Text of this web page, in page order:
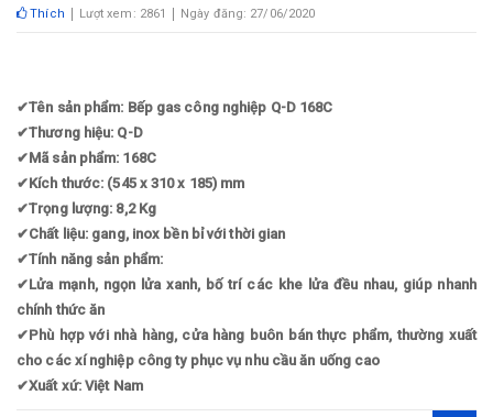
Thích Lượt xem: 2861 Ngày đăng: 27/06/2020
✔Tên sản phẩm: Bếp gas công nghiệp Q-D 168C
✔Thương hiệu: Q-D
✔Mã sản phẩm: 168C
✔Kích thước: (545 x 310 x 185) mm
✔Trọng lượng: 8,2 Kg
✔Chất liệu: gang, inox bền bỉ với thời gian
✔Tính năng sản phẩm:
✔Lửa mạnh, ngọn lửa xanh, bố trí các khe lửa đều nhau, giúp nhanh
chính thức ăn
✔Phù hợp với nhà hàng, cửa hàng buôn bán thực phẩm, thường xuất
cho các xí nghiệp công ty phục vụ nhu cầu ăn uống cao
✔Xuất xứ: Việt Nam